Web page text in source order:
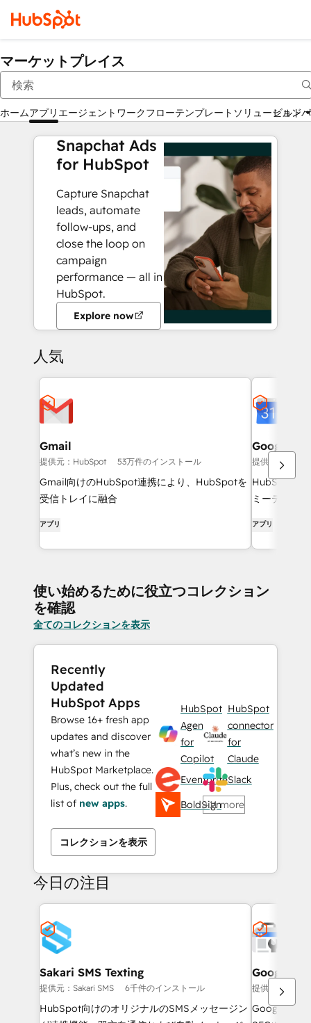
マーケットプレイス
ホームアプリ エージェント ワークフローテンプレート ソリューション
ビルド
Snapchat Ads
for HubSpot
Capture Snapchat
leads, automate
follow-ups, and
close the loop on
campaign
performance — all in
HubSpot.
Explore now
人気
Gmail
提供元：HubSpot 53万件のインストール
Gmail向けのHubSpot連携により、HubSpotを
受信トレイに融合
アプリ
Google
提供元：
HubSpotと
ミーティン
アプリ
使い始めるために役立つコレクション
を確認
全てのコレクションを表示
Recently
Updated
HubSpot Apps
Browse 16+ fresh app
updates and discover
what’s new in the
HubSpot Marketplace.
Plus, check out the full
list of new apps.
コレクションを表示
HubSpot
Agent
for
Copilot
HubSpot
connector
for
Claude
EventbriteSlack
BoldSign+11 more
今日の注目
Sakari SMS Texting
提供元：Sakari SMS 6千件のインストール
HubSpot向けのオリジナルのSMSメッセージン
Google
提供元：
Google